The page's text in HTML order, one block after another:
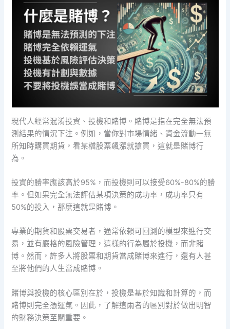
現代人經常混淆投資、投機和賭博。賭博是指在完全無法預
測結果的情況下注。例如，當你對市場情緒、資金流動一無
所知時購買期貨，看某檔股票飆漲就搶買，這就是賭博行
為。
投資的勝率應該高於95%，而投機則可以接受60%-80%的勝
率。但如果完全無法評估某項決策的成功率，成功率只有
50%的投入，那麼這就是賭博。
專業的期貨和股票交易者，通常依賴可回測的模型來進行交
易，並有嚴格的風險管理，這樣的行為屬於投機，而非賭
博。然而，許多人將股票和期貨當成賭博來進行，還有人甚
至將他們的人生當成賭博。
賭博與投機的核心區別在於，投機是基於知識和計算的，而
賭博則完全憑運氣。因此，了解這兩者的區別對於做出明智
的財務決策至關重要。